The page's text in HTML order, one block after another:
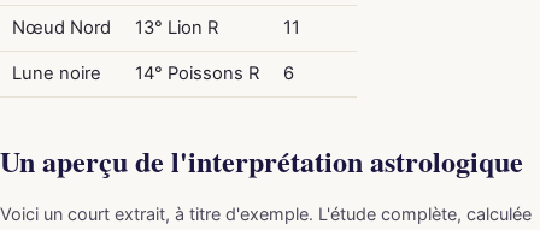
Nœud Nord 13° Lion R 11
Lune noire 14° Poissons R 6
Un aperçu de l'interprétation astrologique
Voici un court extrait, à titre d'exemple. L'étude complète, calculée